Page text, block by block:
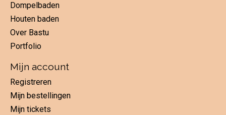
Dompelbaden
Houten baden
Over Bastu
Portfolio
Mijn account
Registreren
Mijn bestellingen
Mijn tickets